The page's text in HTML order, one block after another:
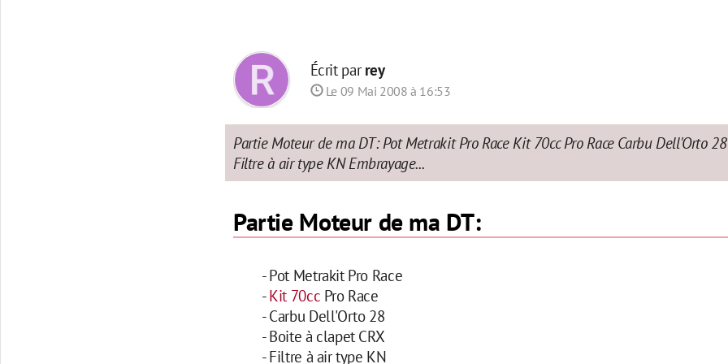
Écrit parrey
Le 09 Mai 2008 à 16:53
Partie Moteur de ma DT: Pot Metrakit Pro Race Kit 70cc Pro Race Carbu Dell'Orto
Filtre à air type KN Embrayage...
Partie Moteur de ma DT:
- Pot Metrakit Pro Race
-Kit 70cc Pro Race
- Carbu Dell'Orto 28
- Boite à clapet CRX
- Filtre à air type KN